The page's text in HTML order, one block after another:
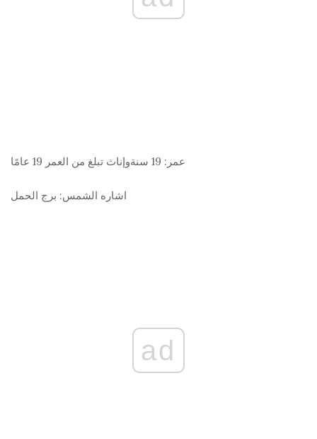
عمر:
اشاره الشمس: برج الحمل
ad